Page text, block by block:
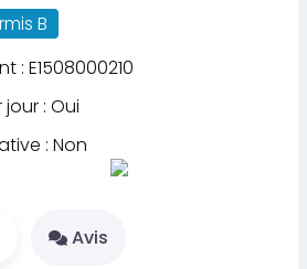
B
: E1508000210
: Oui
: Non
Avis